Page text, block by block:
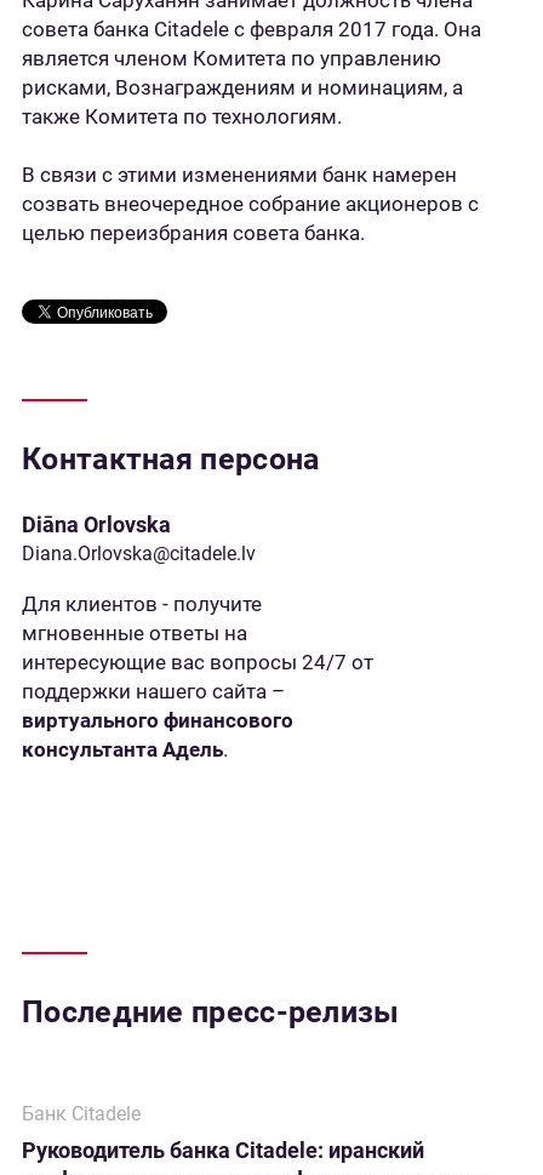
совета банка Citadele с февраля 2017 года. Она
является членом Комитета по управлению
рисками, Вознаграждениям и номинациям, а
также Комитета по технологиям.
В связи с этими изменениями банк намерен
созвать внеочередное собрание акционеров с
целью переизбрания совета банка.
Контактная персона
Diāna Orlovska
Diana.Orlovska@citadele.lv
Для клиентов - получите
мгновенные ответы на
интересующие вас вопросы 24/7 от
поддержки нашего сайта –
виртуального финансового
консультанта Адель.
Последние пресс-релизы
Банк Citadele
Руководитель банка Citadele: иранский